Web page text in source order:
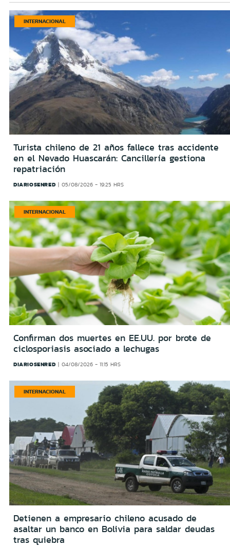
INTERNACIONAL
Turista chileno de 21 años fallece tras accidente
en el Nevado Huascarán: Cancillería gestiona
repatriación
DIARIOSENRED 05/08/2026 - 19:25 HRS
INTERNACIONAL
Confirman dos muertes en EE.UU. por brote de
ciclosporiasis asociado a lechugas
DIARIOSENRED 04/08/2026 - 11:15 HRS
INTERNACIONAL
Detienen a empresario chileno acusado de
asaltar un banco en Bolivia para saldar deudas
tras quiebra